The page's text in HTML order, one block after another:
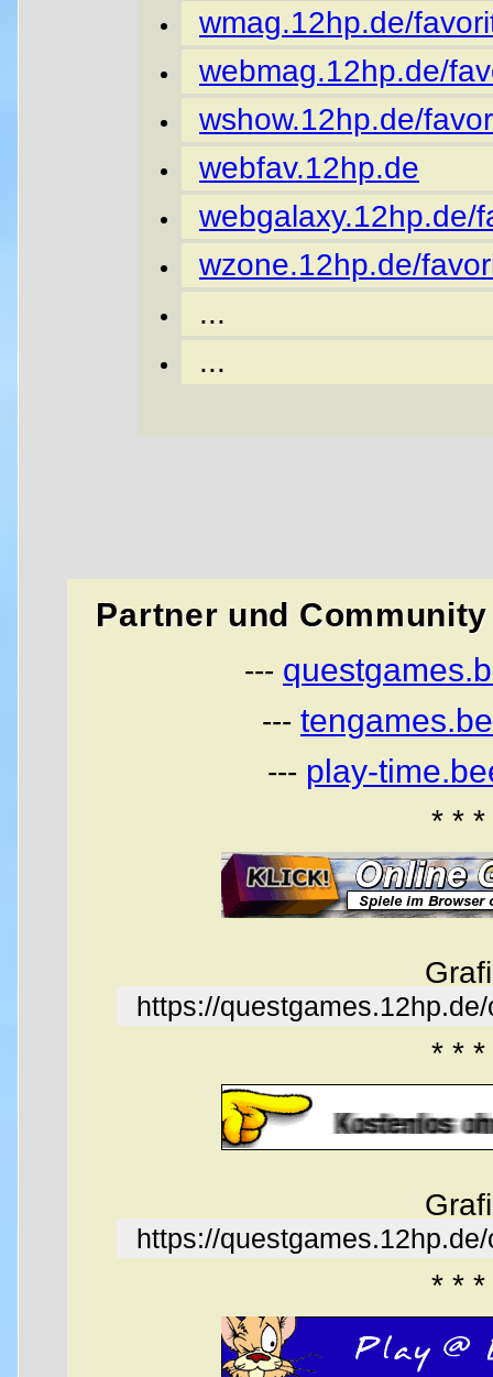
wmag.12hp.de/
webmag.12hp.de/
wshow.12hp.de/
webfav.12hp.de
webgalaxy.12hp.de/
wzone.12hp.de/
...
...
Partner und
---
---
--- play-
* * *
https://
* * *
https://
* * *